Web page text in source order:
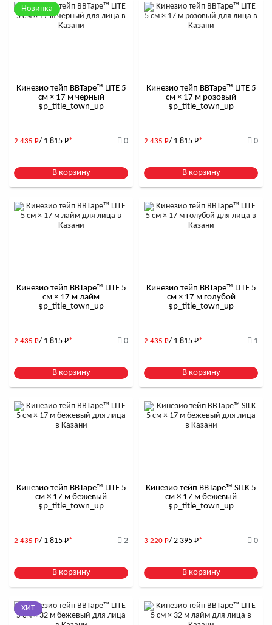
Новинка
Кинезио тейп BBTape™ LITE 5
см × 17 м черный
$р_title_town_up
2 435 Р/ 1 815 Р* 0
В корзину
Кинезио тейп BBTape™ LITE 5
см × 17 м розовый
$р_title_town_up
2 435 Р/ 1 815 Р* 0
В корзину
Кинезио тейп BBTape™ LITE 5
см × 17 м лайм
$р_title_town_up
2 435 Р/ 1 815 Р* 0
В корзину
Кинезио тейп BBTape™ LITE 5
см × 17 м голубой
$р_title_town_up
2 435 Р/ 1 815 Р* 1
В корзину
Кинезио тейп BBTape™ LITE 5
см × 17 м бежевый
$р_title_town_up
2 435 Р/ 1 815 Р* 2
В корзину
Кинезио тейп BBTape™ SILK 5
см × 17 м бежевый
$р_title_town_up
3 220 Р/ 2 395 Р* 0
В корзину
ХИТ